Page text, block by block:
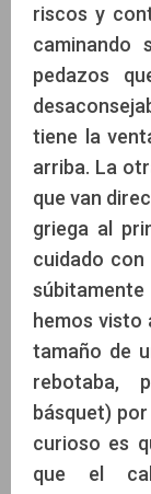
riscos y
pedazos
tiene la
arriba. La
que van
griega al
cuidado con
hemos visto
tamaño de
rebotaba,
básquet)
curioso es
que el